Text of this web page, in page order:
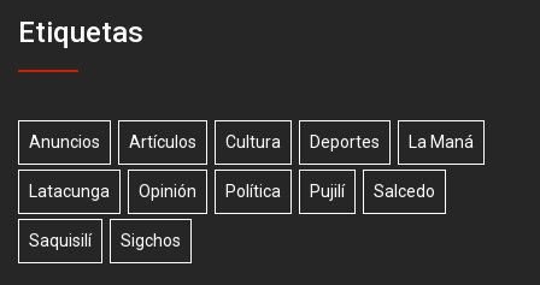
Etiquetas
Anuncios Artículos Cultura Deportes La Maná
Latacunga Opinión Política Pujilí Salcedo
Saquisilí Sigchos